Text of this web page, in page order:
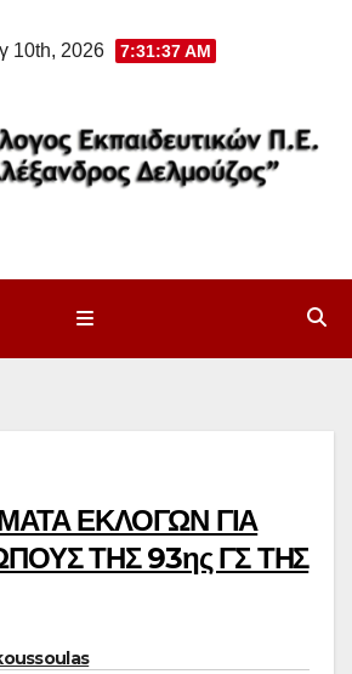
10th, 2026 7:31:38 AM
ΕΚΛΟΓΩΝ ΓΙΑ
ΤΗΣ 93ης ΓΣ ΤΗΣ